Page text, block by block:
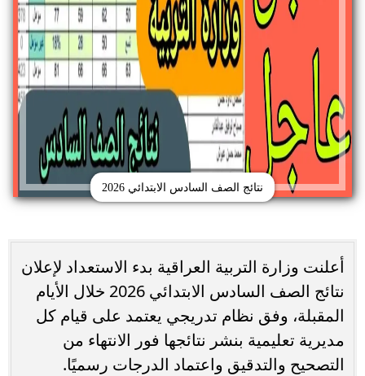
نتائج الصف السادس الابتدائي 2026
أعلنت وزارة التربية العراقية بدء الاستعداد لإعلان
نتائج الصف السادس الابتدائي 2026 خلال الأيام
المقبلة، وفق نظام تدريجي يعتمد على قيام كل
مديرية تعليمية بنشر نتائجها فور الانتهاء من
التصحيح والتدقيق واعتماد الدرجات رسميًا.